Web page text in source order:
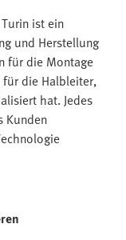
ist ein
und Herstellung
für die Montage
die Halbleiter,
hat. Jedes
Kunden